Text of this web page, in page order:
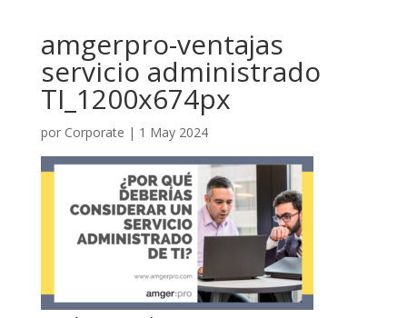
amgerpro-ventajas
servicio administrado
TI_1200x674px
por Corporate | 1 May 2024